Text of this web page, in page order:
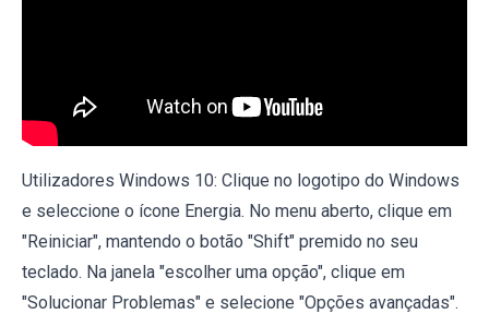
Utilizadores Windows 10: Clique no logotipo do Windows
e seleccione o ícone Energia. No menu aberto, clique em
"Reiniciar", mantendo o botão "Shift" premido no seu
teclado. Na janela "escolher uma opção", clique em
"Solucionar Problemas" e selecione "Opções avançadas".